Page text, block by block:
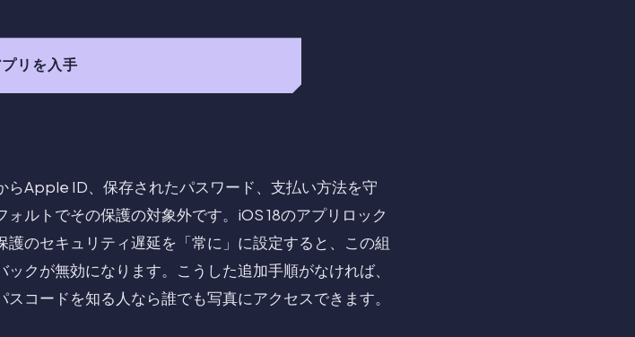
リを入手
らApple ID、保存されたパスワード、支払い方法を守
ルトでその保護の対象外です。iOS 18のアプリロック
のセキュリティ遅延を「常に」に設定すると、この組
クが無効になります。こうした追加手順がなければ、
コードを知る人なら誰でも写真にアクセスできます。